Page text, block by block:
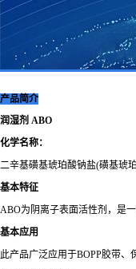
产品简介
润湿剂 ABO
化学名称：
二辛基磺基琥珀酸钠盐(磺基琥
基本特征
ABO为阴离子表面活性剂，是
基本应用
此产品广泛应用于BOPP胶带、